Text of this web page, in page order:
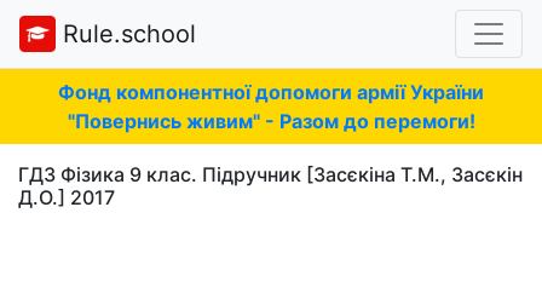
Rule.school
Фонд компонентної допомоги армії України
"Повернись живим" - Разом до перемоги!
ГДЗ Фізика 9 клас. Підручник [Засєкіна Т.М., Засєкін
Д.О.] 2017